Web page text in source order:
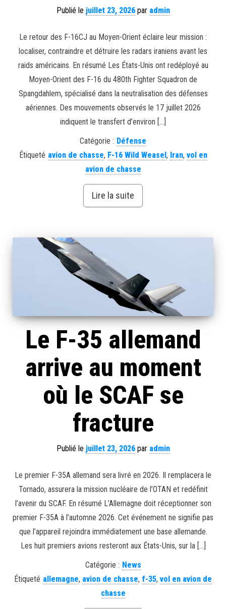
Publié le juillet 23, 2026par admin
Le retour des F-16CJ au Moyen-Orient éclaire leur mission :
localiser, contraindre et détruire les radars iraniens avant les
raids américains. En résumé Les États-Unis ont redéployé au
Moyen-Orient des F-16 du 480th Fighter Squadron de
Spangdahlem, spécialisé dans la neutralisation des défenses
aériennes. Des mouvements observés le 17 juillet 2026
indiquent le transfert d’environ […]
Catégorie : Défense
Étiqueté avion de chasse, F-16 Wild Weasel, Iran, vol en
avion de chasse
Lire la suite
Le F-35 allemand
arrive au moment
où le SCAF se
fracture
Publié le juillet 23, 2026par admin
Le premier F-35A allemand sera livré en 2026. Il remplacera le
Tornado, assurera la mission nucléaire de l’OTAN et redéfinit
l’avenir du SCAF. En résumé L’Allemagne doit réceptionner son
premier F-35A à l’automne 2026. Cet événement ne signifie pas
que l’appareil rejoindra immédiatement une base allemande.
Les huit premiers avions resteront aux États-Unis, sur la […]
Catégorie : News
Étiqueté allemagne, avion de chasse, f-35, vol en avion de
chasse